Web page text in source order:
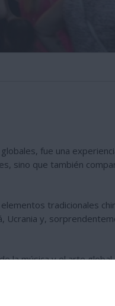
fue una
sino que también
tradicionales
Ucrania y,
música y el arte global.
enriquecedora.
intercultural y la